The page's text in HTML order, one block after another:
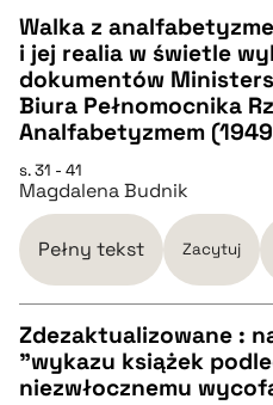
pobierz cytat
CZYSTY TEKST
pobierz cytat
BIBTEX
pobierz cytat
Walka z
i jej realia w świetle
dokumentów
Biura Pełnomocnika
Analfabetyzmem
s. 31 - 41
Magdalena Budnik
Pełny tekst Zacytuj
CZYSTY TEKST
Zdezaktualizowane :
"wykazu książek
niezwłocznemu